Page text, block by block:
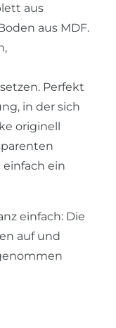
aus
aus MDF.
Perfekt
in der sich
originell
ein
einfach: Die
auf und